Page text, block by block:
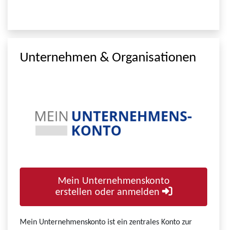
Unternehmen & Organisationen
Mein Unternehmenskonto
erstellen oder anmelden
Mein Unternehmenskonto ist ein zentrales Konto zur